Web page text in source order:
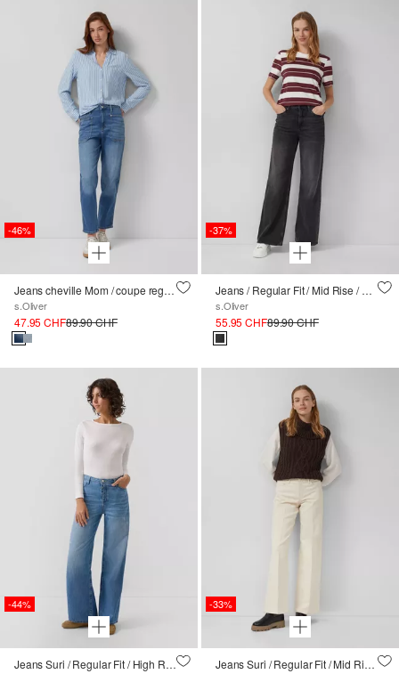
-46%
Jeans cheville Mom / coupe regular / taille haute / jambe conique
s.Oliver
47.95 CHF89.90 CHF
-37%
Jeans / Regular Fit / Mid Rise / Wide Leg
s.Oliver
55.95 CHF89.90 CHF
-44%
Jeans Suri / Regular Fit / High Rise / Wide Leg
-33%
Jeans Suri / Regular Fit / Mid Rise / Wide Leg / Sweat-Denim